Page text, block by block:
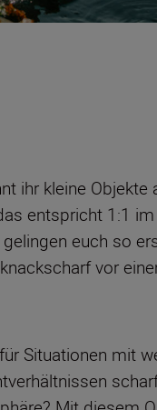
ihr kleine Objekte
entspricht 1:1
euch so
vor
Situationen mit